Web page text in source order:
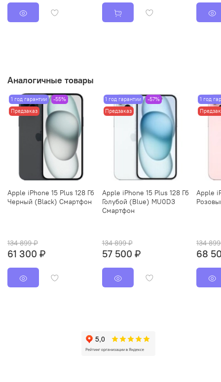
Аналогичные товары
1 год гарантии
-55%
Предзаказ
Apple iPhone 15 Plus 128 Гб
Черный (Black) Смартфон
134 899 ₽
61 300 ₽
1 год гарантии
-57%
Предзаказ
Apple iPhone 15 Plus 128 Гб
Голубой (Blue) MU0D3
Смартфон
134 899 ₽
57 500 ₽
1 год
Apple
134
68